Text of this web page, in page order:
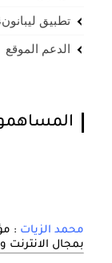
تطبيق ليبانون4تك في المتجر
الدعم الموقع
محمد الزيات
بمجال الانترنت